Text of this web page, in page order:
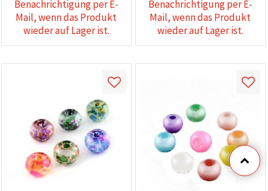
Benachrichtigung per E-
Mail, wenn das Produkt
wieder auf Lager ist.
Benachrichtigung per E-
Mail, wenn das Produkt
wieder auf Lager ist.